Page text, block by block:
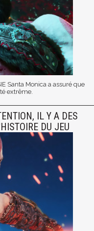
Santa Monica a assuré que
extrême.
IL Y A DES
DU JEU